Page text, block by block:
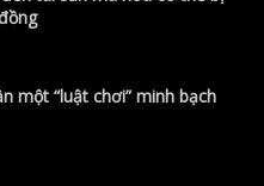
một “luật chơi” minh bạch